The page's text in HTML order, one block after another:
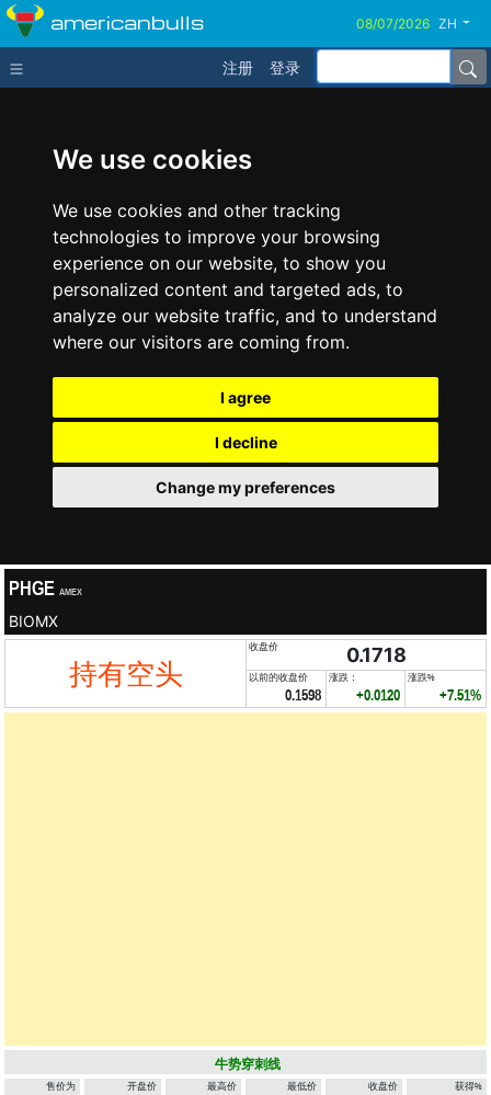
We use cookies
We use cookies and other tracking
technologies to improve your browsing
experience on our website, to show you
personalized content and targeted ads, to
analyze our website traffic, and to understand
where our visitors are coming from.
I agree
I decline
Change my preferences
americanbulls ZH
注册 登录
PHGE AMEX
BIOMX
持有空头
收盘价 0.1718
以前的收盘价
0.1598
涨跌：
+0.0120
涨跌%
+7.51%
牛势穿刺线
售价为 开盘价 最高价 最低价 收盘价 获得%